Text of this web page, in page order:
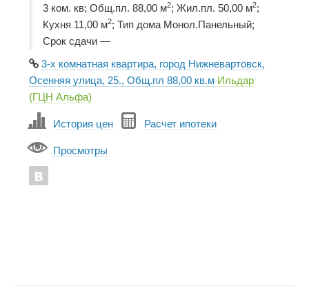
3 ком. кв; Общ.пл. 88,00 м2; Жил.пл. 50,00 м2;
Кухня 11,00 м2; Тип дома Монол.Панельный;
Срок сдачи —
3-х комнатная квартира, город Нижневартовск,
Осенняя улица, 25., Общ.пл 88,00 кв.м Ильдар
(ГЦН Альфа)
История цен Расчет ипотеки
Просмотры